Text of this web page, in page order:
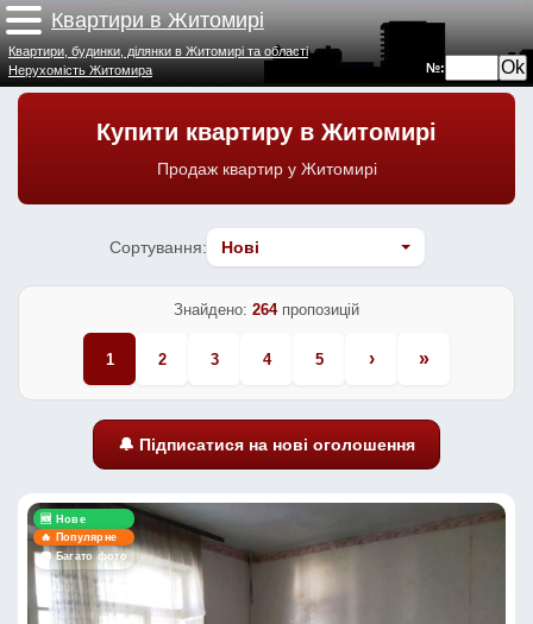
Квартири в Житомирі
№:
Квартири, будинки, ділянки в Житомирі та області
Нерухомість Житомира
Купити квартиру в Житомирі
Продаж квартир у Житомирі
Сортування:
Знайдено: 264пропозицій
1 2 3 4 5 › »
🔔 Підписатися на нові оголошення
🆕 Нове
🔥 Популярне
📷 Багато фото